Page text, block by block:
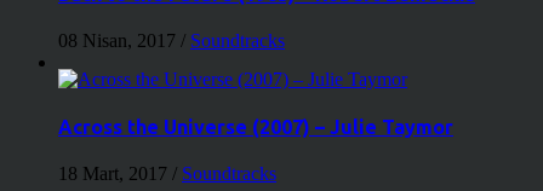
08 Nisan, 2017 / Soundtracks
Across the Universe (2007) – Julie Taymor
18 Mart, 2017 / Soundtracks